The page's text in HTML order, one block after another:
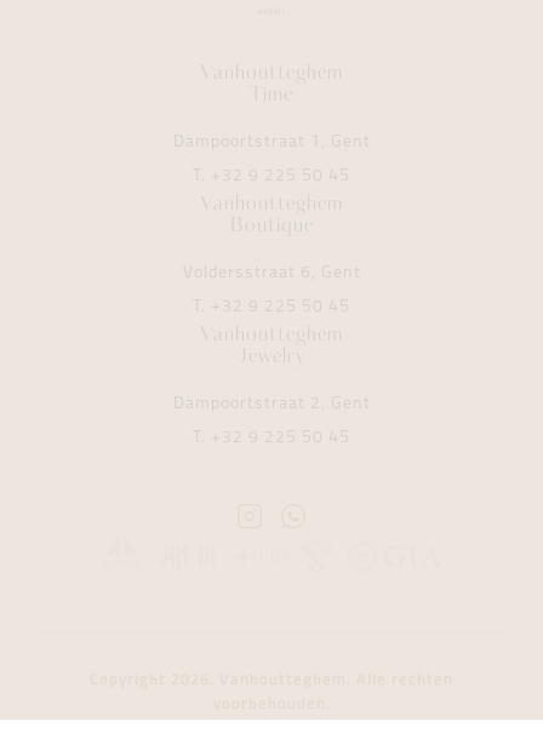
Vanhoutteghem
Time
Dampoortstraat 1, Gent
T. +32 9 225 50 45
Vanhoutteghem
Boutique
Voldersstraat 6, Gent
T. +32 9 225 50 45
Vanhoutteghem
Jewelry
Dampoortstraat 2, Gent
T. +32 9 225 50 45